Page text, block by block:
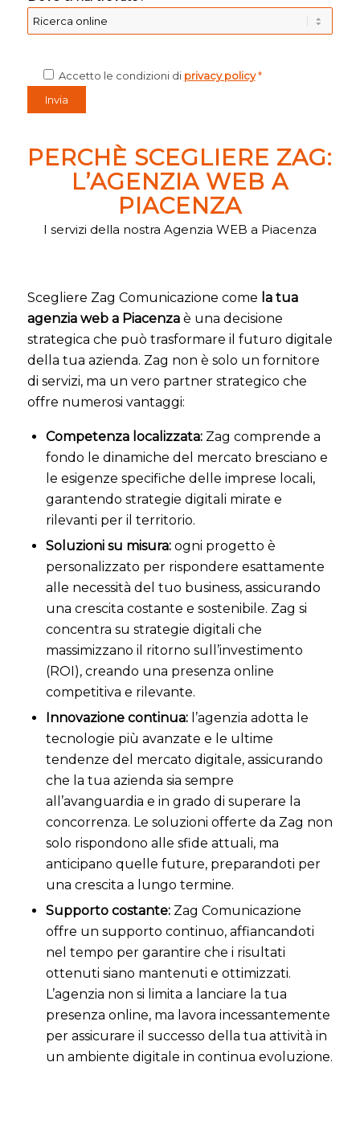
Accetto le condizioni di privacy policy *
PERCHÈ SCEGLIERE ZAG:
L’AGENZIA WEB A
PIACENZA
I servizi della nostra Agenzia WEB a Piacenza
Scegliere Zag Comunicazione come la tua
agenzia web a Piacenzaè una decisione
strategica che può trasformare il futuro digitale
della tua azienda. Zag non è solo un fornitore
di servizi, ma un vero partner strategico che
offre numerosi vantaggi:
Competenza localizzata:Zag comprende a
fondo le dinamiche del mercato bresciano e
le esigenze specifiche delle imprese locali,
garantendo strategie digitali mirate e
rilevanti per il territorio.
Soluzioni su misura:ogni progetto è
personalizzato per rispondere esattamente
alle necessità del tuo business, assicurando
una crescita costante e sostenibile. Zag si
concentra su strategie digitali che
massimizzano il ritorno sull’investimento
(ROI), creando una presenza online
competitiva e rilevante.
Innovazione continua:l’agenzia adotta le
tecnologie più avanzate e le ultime
tendenze del mercato digitale, assicurando
che la tua azienda sia sempre
all’avanguardia e in grado di superare la
concorrenza. Le soluzioni offerte da Zag non
solo rispondono alle sfide attuali, ma
anticipano quelle future, preparandoti per
una crescita a lungo termine.
Supporto costante:Zag Comunicazione
offre un supporto continuo, affiancandoti
nel tempo per garantire che i risultati
ottenuti siano mantenuti e ottimizzati.
L’agenzia non si limita a lanciare la tua
presenza online, ma lavora incessantemente
per assicurare il successo della tua attività in
un ambiente digitale in continua evoluzione.